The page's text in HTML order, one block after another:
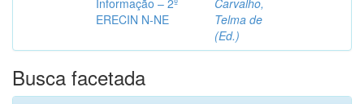
Informação – 2º
ERECIN N-NE
Carvalho,
Telma de
(Ed.)
Busca facetada